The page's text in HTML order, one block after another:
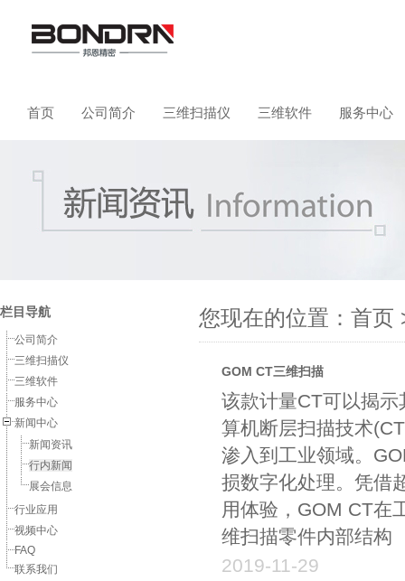
首页 公司简介 三维扫描仪 三维软件 服务中心
栏目导航
公司简介
三维扫描仪
三维软件
服务中心
新闻中心
新闻资讯
行内新闻
展会信息
行业应用
视频中心
FAQ
联系我们
您现在的位置： 首页
GOM CT三维扫描
该款计量CT可以揭
算机断层扫描技术
渗入到工业领域。
损数字化处理。凭借
用体验，GOM CT在
维扫描零件内部结构
2019-11-29